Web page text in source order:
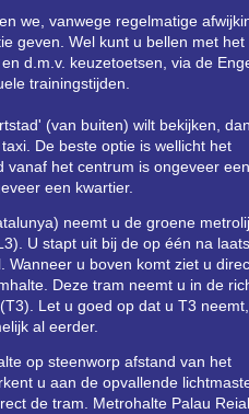
we, vanwege regelmatige
geven. Wel kunt u bellen met het
d.m.v. keuzetoetsen, via de
trainingstijden.
(van buiten) wilt bekijken,
De beste optie is wellicht het
vanaf het centrum is ongeveer
een kwartier.
neemt u de groene
U stapt uit bij de op één na
Wanneer u boven komt ziet u
Deze tram neemt u in de
Let u goed op dat u T3
al eerder.
op steenworp afstand van het
u aan de opvallende
de tram. Metrohalte Palau Reial